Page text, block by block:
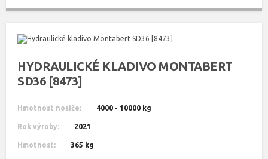
HYDRAULICKÉ KLADIVO MONTABERT
SD36 [8473]
Hmotnost nosiče: 4000 - 10000 kg
Rok výroby: 2021
Hmotnost: 365 kg